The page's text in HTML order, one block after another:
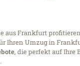
aus Frankfurt
Ihren Umzug in
, die perfekt auf Ihre